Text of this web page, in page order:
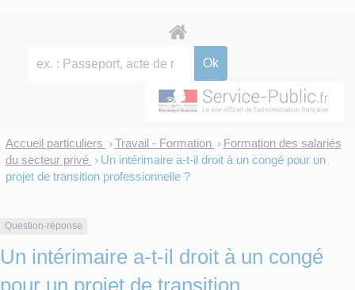
Accueil particuliers > Travail - Formation > Formation des salariés
du secteur privé > Un intérimaire a-t-il droit à un congé pour un
projet de transition professionnelle ?
Question-réponse
Un intérimaire a-t-il droit à un congé
pour un projet de transition